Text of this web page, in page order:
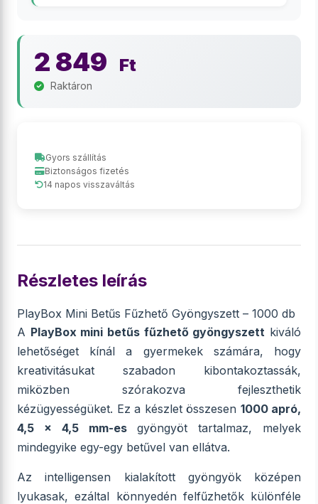
2 849 Ft
Raktáron
Gyors szállítás
Biztonságos fizetés
14 napos visszaváltás
Részletes leírás
PlayBox Mini Betűs Fűzhető Gyöngyszett – 1000 db
A PlayBox mini betűs fűzhető gyöngyszett kiváló
lehetőséget kínál a gyermekek számára, hogy
kreativitásukat szabadon kibontakoztassák,
miközben szórakozva fejleszthetik
kézügyességüket. Ez a készlet összesen 1000 apró,
4,5 x 4,5 mm-esgyöngyöt tartalmaz, melyek
mindegyike egy-egy betűvel van ellátva.
Az intelligensen kialakított gyöngyök középen
lyukasak, ezáltal könnyedén felfűzhetők különféle